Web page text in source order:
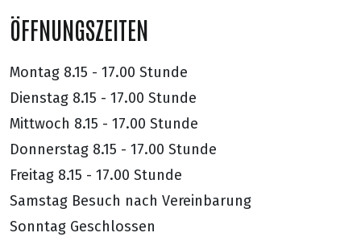
ÖFFNUNGSZEITEN
Montag 8.15 - 17.00 Stunde
Dienstag 8.15 - 17.00 Stunde
Mittwoch 8.15 - 17.00 Stunde
Donnerstag 8.15 - 17.00 Stunde
Freitag 8.15 - 17.00 Stunde
Samstag Besuch nach Vereinbarung
Sonntag Geschlossen